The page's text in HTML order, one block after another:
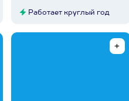
Работает круглый год